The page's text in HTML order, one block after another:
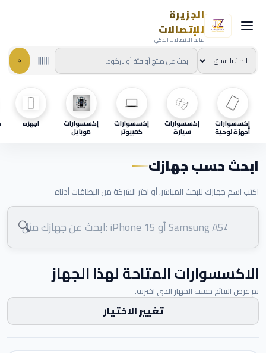
الجزيرة
للإتصالات
عالم الاتصالات الذكي
إكسسوارات
أجهزة لوحية
إكسسوارات
سيارة
إكسسوارات
كمبيوتر
إكسسوارات
موبايل
اجهزه
ابحث حسب جهازك
اكتب اسم جهازك للبحث المباشر، أو اختر الشركة من البطاقات أدناه
🔍
الاكسسوارات المتاحة لهذا الجهاز
تم عرض النتائج حسب الجهاز الذي اخترته.
تغيير الاختيار